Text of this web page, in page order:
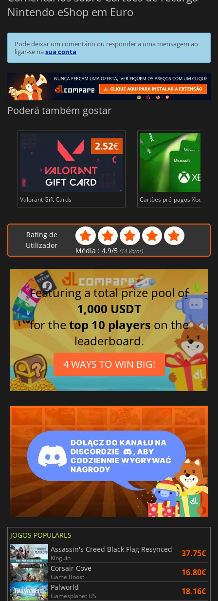
Nintendo eShop em Euro
Pode deixar um comentário ou responder a uma mensagem ao
ligar-se nasua conta
Poderá também gostar
2.52€
Valorant Gift Cards Cartões pré-pagos Xbox
Rating de
Utilizador
Média : 4.9/5 (14Votos)
Featuring a total prize pool of
1,000 USDT
for thetop 10 players on the
leaderboard.
4 WAYS TO WIN BIG!
JOGOS POPULARES
Assassin's Creed Black Flag Resynced
Kinguin 37.75€
Corsair Cove
Game Boost 16.80€
Palworld
Gamesplanet US 18.16€